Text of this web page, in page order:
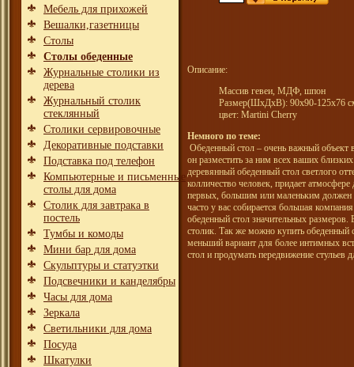
Мебель для прихожей
Вешалки,газетницы
Столы
Столы обеденные
Журнальные столики из
дерева
Журнальный столик
стеклянный
Столики сервировочные
Декоративные подставки
Подставка под телефон
Компьютерные и письменные
столы для дома
Столик для завтрака в
постель
Тумбы и комоды
Мини бар для дома
Скульптуры и статуэтки
Подсвечники и канделябры
Часы для дома
Зеркала
Светильники для дома
Посуда
Шкатулки
Описание:
Массив гевеи, МДФ, шпон
Размер(ШхДхВ): 90х90-125х76
цвет: Martini Cherry
Немного по теме:
Обеденный стол – очень важный объект
он разместить за ним всех ваших
деревянный обеденный стол светлого
колличество человек, придает
первых, большим или маленьким должен
часто у вас собирается большая
обеденный стол значительных
столик. Так же можно купить обеденный
меньший вариант для более интимных
стол и продумать передвижение